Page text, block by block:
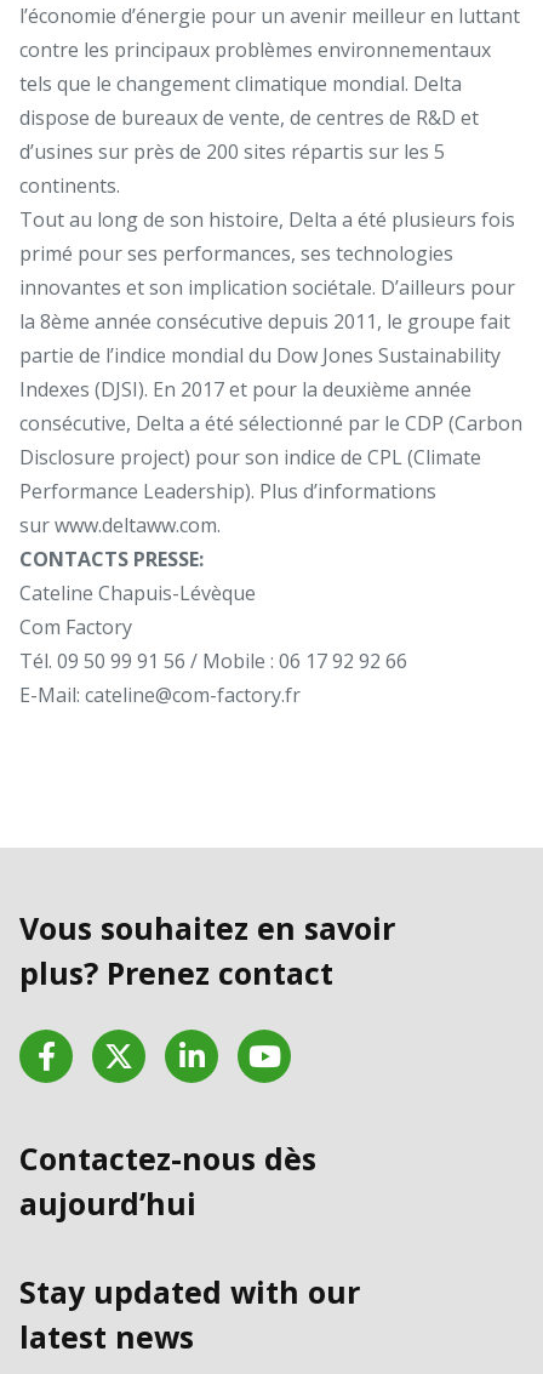
l’économie d’énergie pour un avenir meilleur en luttant
contre les principaux problèmes environnementaux
tels que le changement climatique mondial. Delta
dispose de bureaux de vente, de centres de R&D et
d’usines sur près de 200 sites répartis sur les 5
continents.
Tout au long de son histoire, Delta a été plusieurs fois
primé pour ses performances, ses technologies
innovantes et son implication sociétale. D’ailleurs pour
la 8ème année consécutive depuis 2011, le groupe fait
partie de l’indice mondial du Dow Jones Sustainability
Indexes (DJSI). En 2017 et pour la deuxième année
consécutive, Delta a été sélectionné par le CDP (Carbon
Disclosure project) pour son indice de CPL (Climate
Performance Leadership). Plus d’informations
surwww.deltaww.com.
CONTACTS PRESSE:
Cateline Chapuis-Lévèque
Com Factory
Tél. 09 50 99 91 56 / Mobile : 06 17 92 92 66
E-Mail: cateline@com-factory.fr
Vous souhaitez en savoir
plus? Prenez contact
FacebookTwitter LinkedInYouTube
Contactez-nous dès
aujourd’hui
Stay updated with our
latest news